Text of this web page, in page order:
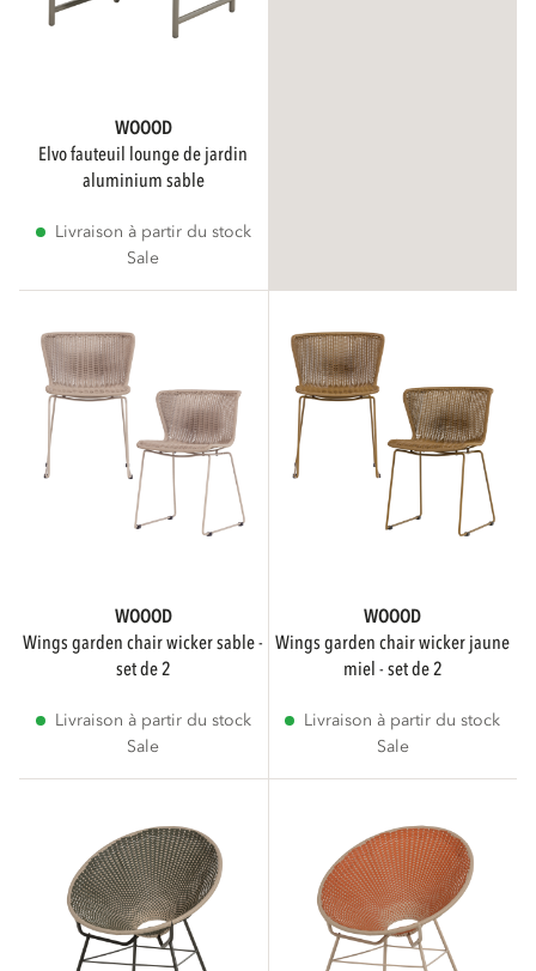
WOOOD
elvo fauteuil lounge de jardin
aluminium sable
Livraison à partir du stock
Sale
WOOOD
wings garden chair wicker sable -
set de 2
Livraison à partir du stock
Sale
WOOOD
wings garden chair wicker jaune
miel - set de 2
Livraison à partir du stock
Sale